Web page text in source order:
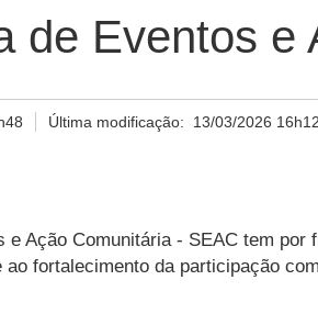
de Eventos e
Última modificação: 13/03/2026 16h12
e Ação Comunitária - SEAC tem
ao fortalecimento da participação